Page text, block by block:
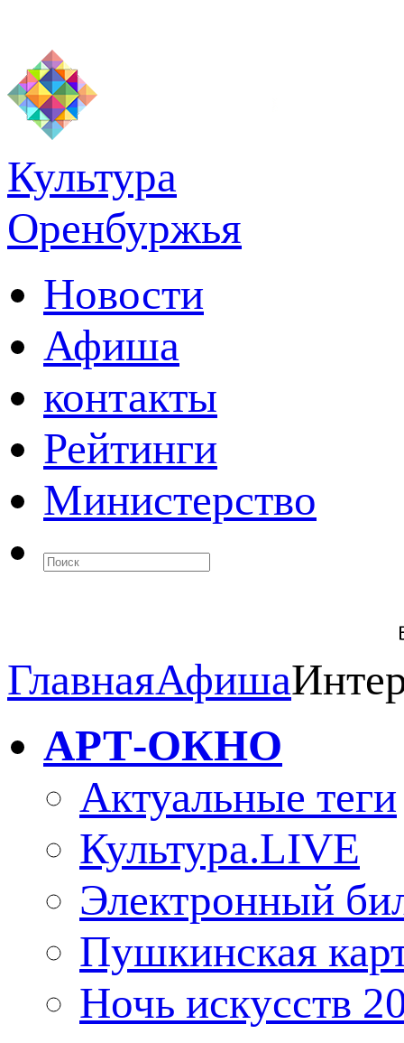
Культура
Оренбуржья
Новости
Афиша
контакты
Рейтинги
Министерство
ГлавнаяАфиша
АРТ-ОКНО
Актуальные теги
Культура.LIVE
Электронный
Пушкинская
Ночь искусств